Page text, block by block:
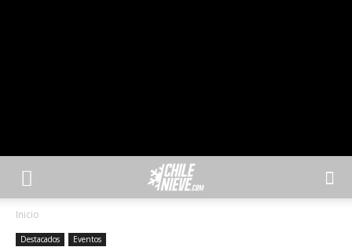
Inicio
Destacados Eventos